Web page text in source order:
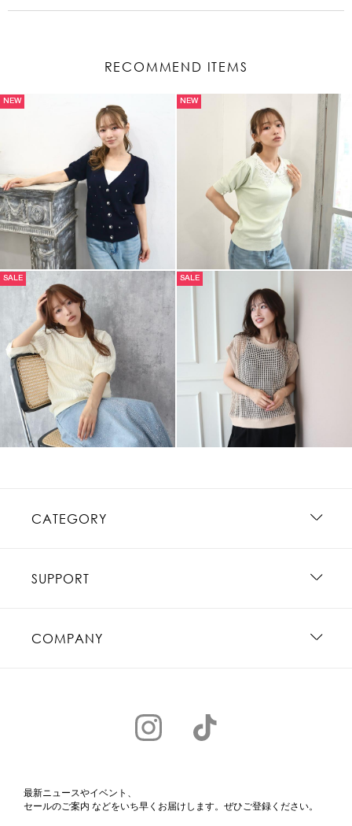
RECOMMEND ITEMS
NEW NEW
SALE SALE
CATEGORY
SUPPORT
COMPANY
最新ニュースやイベント、
セールのご案内 などをいち早くお届けします。ぜひご登録ください。